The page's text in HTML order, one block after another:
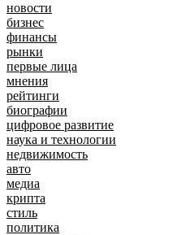
новости
бизнес
финансы
рынки
первые лица
мнения
рейтинги
биографии
цифровое развитие
наука и технологии
недвижимость
авто
медиа
крипта
стиль
политика